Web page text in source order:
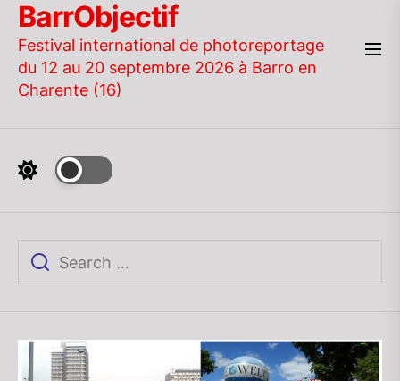
Skip
the
content
BarrObjectif
Festival international de photoreportage
du 12 au 20 septembre 2026 à Barro en
Charente (16)